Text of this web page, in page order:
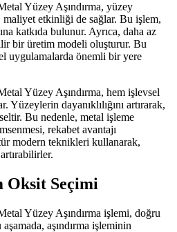
Yüzey Aşındırma, yüzey
maliyet etkinliği de sağlar. Bu işlem,
katkıda bulunur. Ayrıca, daha az
bir üretim modeli oluşturur. Bu
uygulamalarda önemli bir yere
Yüzey Aşındırma, hem işlevsel
Yüzeylerin dayanıklılığını artırarak,
Bu nedenle, metal işleme
rekabet avantajı
modern teknikleri kullanarak,
Oksit Seçimi
Yüzey Aşındırma işlemi, doğru
aşındırma işleminin